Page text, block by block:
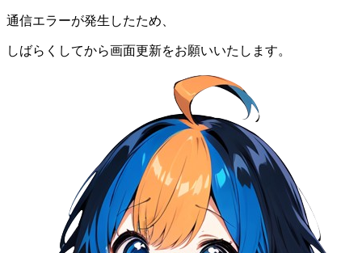
通信エラーが発生したため、
しばらくしてから画面更新をお願いいたします。